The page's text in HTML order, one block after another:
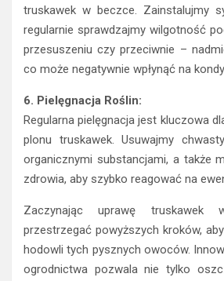
truskawek w beczce. Zainstalujmy
regularnie sprawdzajmy wilgotność
przesuszeniu czy przeciwnie –
co może negatywnie wpłynąć na
6. Pielęgnacja Roślin:
Regularna pielęgnacja jest kluczowa
plonu truskawek. Usuwajmy
organicznymi substancjami, a także
zdrowia, aby szybko reagować na
Zaczynając uprawę truskawek
przestrzegać powyższych kroków,
hodowli tych pysznych owoców.
ogrodnictwa pozwala nie tylko